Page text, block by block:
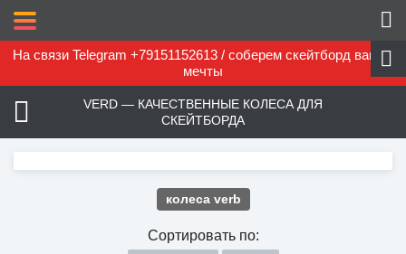
На связи Telegram +79151152613 / соберем скейтборд вашей
мечты
VERD — КАЧЕСТВЕННЫЕ КОЛЕСА ДЛЯ
СКЕЙТБОРДА
колеса verb
Сортировать по: